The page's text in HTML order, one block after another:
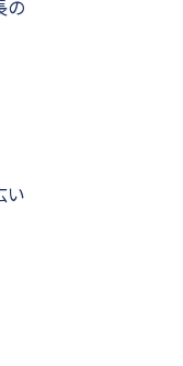
の
い